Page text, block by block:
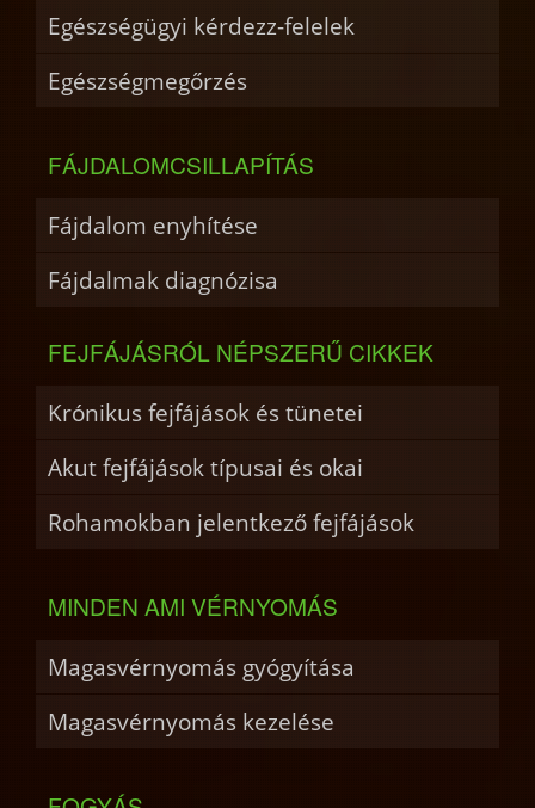
Egészségügyi kérdezz-felelek
Egészségmegőrzés
FÁJDALOMCSILLAPÍTÁS
Fájdalom enyhítése
Fájdalmak diagnózisa
FEJFÁJÁSRÓL NÉPSZERŰ CIKKEK
Krónikus fejfájások és tünetei
Akut fejfájások típusai és okai
Rohamokban jelentkező fejfájások
MINDEN AMI VÉRNYOMÁS
Magasvérnyomás gyógyítása
Magasvérnyomás kezelése